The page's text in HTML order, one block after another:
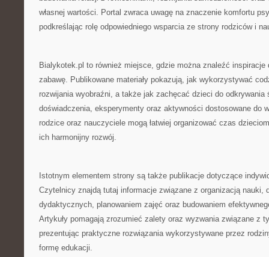
własnej wartości. Portal zwraca uwagę na znaczenie komfortu
podkreślając rolę odpowiedniego wsparcia ze strony rodziców i
Bialykotek.pl to również miejsce, gdzie można znaleźć
zabawę. Publikowane materiały pokazują, jak wykorzystywać
rozwijania wyobraźni, a także jak zachęcać dzieci do odkrywania
doświadczenia, eksperymenty oraz aktywności dostosowane do
rodzice oraz nauczyciele mogą łatwiej organizować czas
ich harmonijny rozwój.
Istotnym elementem strony są także publikacje dotyczące
Czytelnicy znajdą tutaj informacje związane z organizacją nauki,
dydaktycznych, planowaniem zajęć oraz budowaniem
Artykuły pomagają zrozumieć zalety oraz wyzwania związane z
prezentując praktyczne rozwiązania wykorzystywane przez
formę edukacji.